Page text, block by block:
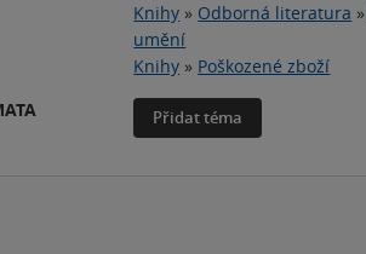
Knihy » Odborná literatura »
umění
Knihy » Poškozené zboží
Přidat téma